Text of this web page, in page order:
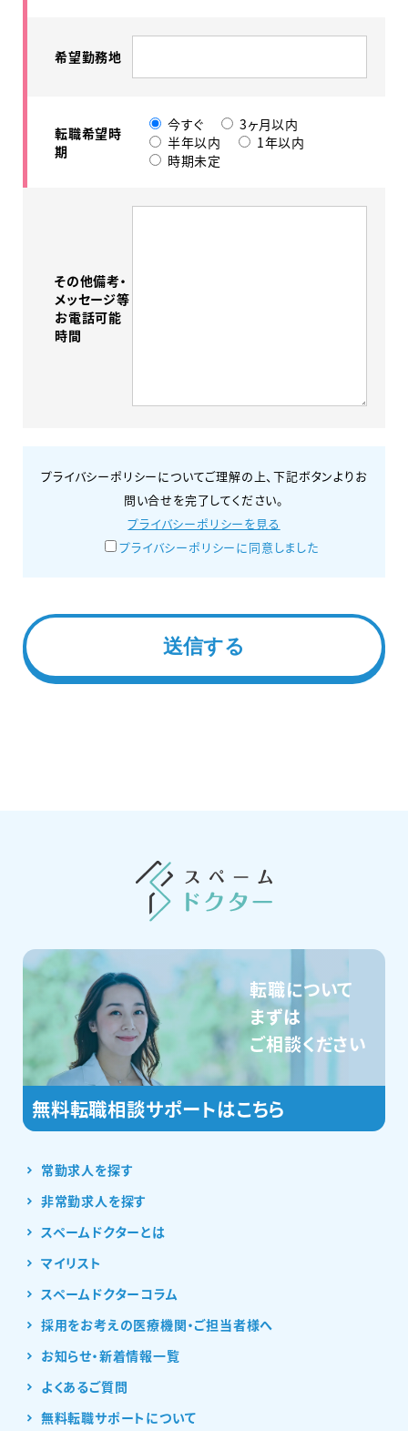
希望勤務地
転職希望時
期
今すぐ
3ヶ月以内
半年以内
1年以内
時期未定
その他備考・
メッセージ等
お電話可能
時間
プライバシーポリシーについてご理解の上、下記ボタンよりお
問い合せを完了してください。
プライバシーポリシーを見る
プライバシーポリシーに同意しました
常勤求人を探す
非常勤求人を探す
スペームドクターとは
マイリスト
スペームドクターコラム
採用をお考えの医療機関・ご担当者様へ
お知らせ・新着情報一覧
よくあるご質問
無料転職サポートについて
転職について
まずは
ご相談ください